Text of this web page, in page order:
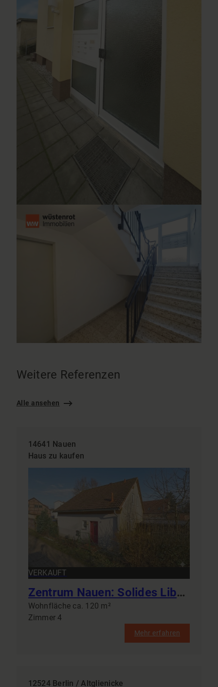
Weitere Referenzen
Alle ansehen
14641 Nauen
Haus zu kaufen
VERKAUFT
Zentrum Nauen: Solides Libella-Haus 115 m² mit Kamin & Doppelgarage – Gestalten Sie Ihr Wohnglück!
Wohnfläche ca. 120 m²
Zimmer 4
Mehr erfahren
12524 Berlin / Altglienicke